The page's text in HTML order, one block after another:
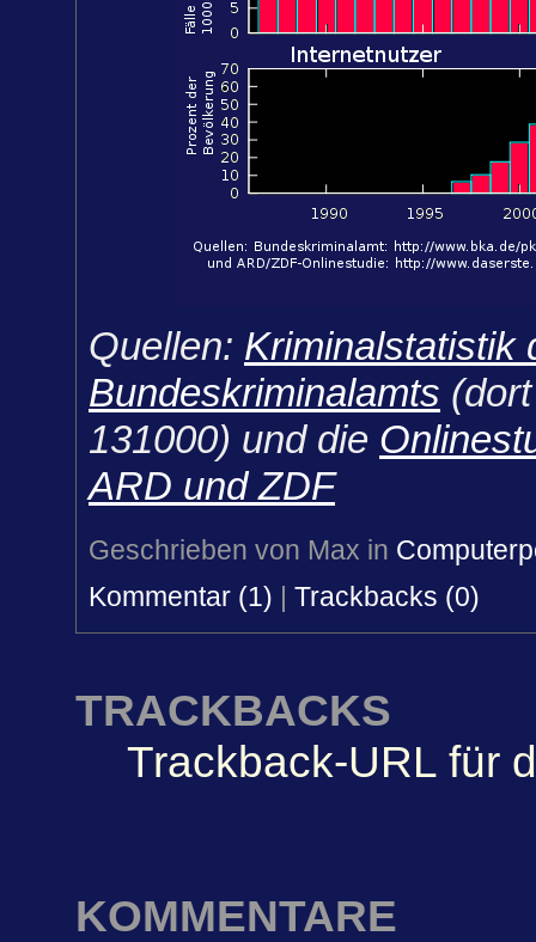
Quellen: Kriminalstatistik
Bundeskriminalamts
131000) und die
ARD und ZDF
Geschrieben von Max in
Kommentar (1) | Trackbacks (0)
TRACKBACKS
Trackback-URL für
KOMMENTARE